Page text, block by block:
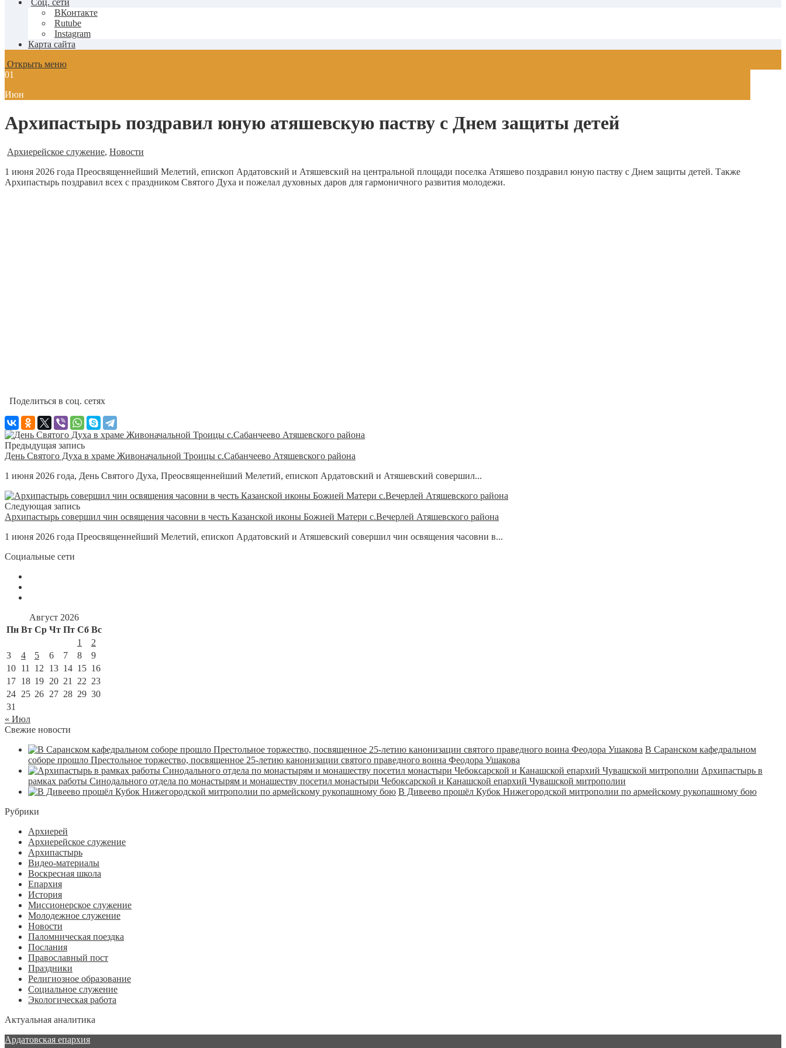
Соц. сети
ВКонтакте
Rutube
Instagram
Карта сайта
Открыть меню
01
Июн
Архипастырь поздравил юную атяшевскую паству с Днем защиты детей
Архиерейское служение, Новости
1 июня 2026 года Преосвященнейший Мелетий, епископ Ардатовский и Атяшевский на центральной площади поселка Атяшево поздравил юную паству с Днем защиты детей. Также
Архипастырь поздравил всех с праздником Святого Духа и пожелал духовных даров для гармоничного развития молодежи.
Поделиться в соц. сетях
Предыдущая запись
День Святого Духа в храме Живоначальной Троицы с.Сабанчеево Атяшевского района
1 июня 2026 года, День Святого Духа, Преосвященнейший Мелетий, епископ Ардатовский и Атяшевский совершил...
Следующая запись
Архипастырь совершил чин освящения часовни в честь Казанской иконы Божией Матери с.Вечерлей Атяшевского района
1 июня 2026 года Преосвященнейший Мелетий, епископ Ардатовский и Атяшевский совершил чин освящения часовни в...
Социальные сети
Август 2026
Пн Вт Ср Чт Пт Сб Вс
1
2
3
4 5 6 7 8
9
10 11 12 13 14 15 16
17 18 19 20 21 22 23
24 25 26 27 28 29 30
31
« Июл
Свежие новости
В Саранском кафедральном
соборе прошло Престольное торжество, посвященное 25-летию канонизации святого праведного воина Феодора Ушакова
Архипастырь в
рамках работы Синодального отдела по монастырям и монашеству посетил монастыри Чебоксарской и Канашской епархий Чувашской митрополии
В Дивеево прошёл Кубок Нижегородской митрополии по армейскому рукопашному бою
Рубрики
Архиерей
Архиерейское служение
Архипастырь
Видео-материалы
Воскресная школа
Епархия
История
Миссионерское служение
Молодежное служение
Новости
Паломническая поездка
Послания
Православный пост
Праздники
Религиозное образование
Социальное служение
Экологическая работа
Актуальная аналитика
Ардатовская епархия